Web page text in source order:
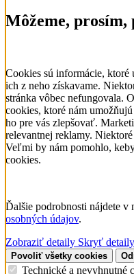
Môžeme, prosím,
Cookies sú informácie, ktoré
ich z neho získavame.
stránka vôbec nefungovala.
cookies, ktoré nám
ho pre vás zlepšovať.
relevantnej reklamy.
Veľmi by nám pomohlo,
cookies.
Ďalšie podrobnosti nájdete v
osobných údajov.
Zobraziť detaily Skryť detaily
Povoliť všetky cookies
Technické a nevyhnutné